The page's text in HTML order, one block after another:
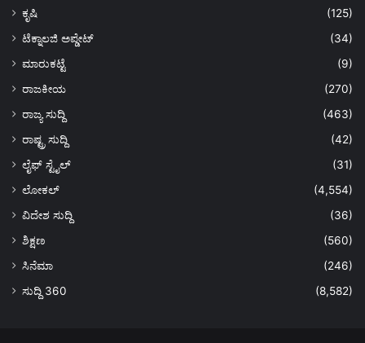
ಕೃಷಿ
(125)
ಟೆಕ್ನಾಲಜಿ ಅಪ್ಡೇಟ್
(34)
ಮಾರುಕಟ್ಟೆ
(9)
ರಾಜಕೀಯ
(270)
ರಾಜ್ಯ ಸುದ್ದಿ
(463)
ರಾಷ್ಟ್ರ ಸುದ್ದಿ
(42)
ಲೈಫ್ ಸ್ಟೈಲ್
(31)
ಲೋಕಲ್
(4,554)
ವಿದೇಶ ಸುದ್ದಿ
(36)
ಶಿಕ್ಷಣ
(560)
ಸಿನೆಮಾ
(246)
ಸುದ್ದಿ 360
(8,582)